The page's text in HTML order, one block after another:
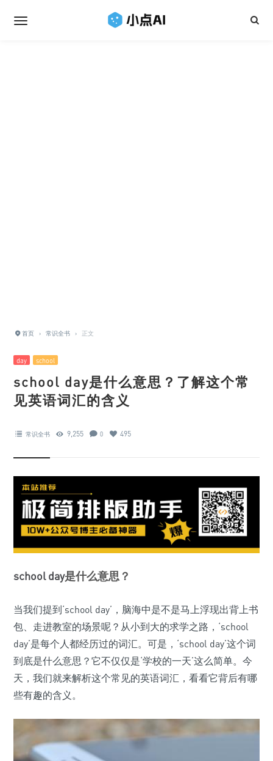
首页 › 常识全书 › 正文
day school
school day是什么意思？了解这个常
见英语词汇的含义
常识全书 9,255 0 495
school day是什么意思？
当我们提到‘school day’，脑海中是不是马上浮现出背上书
包、走进教室的场景呢？从小到大的求学之路，‘school
day’是每个人都经历过的词汇。可是，‘school day’这个词
到底是什么意思？它不仅仅是‘学校的一天’这么简单。今
天，我们就来解析这个常见的英语词汇，看看它背后有哪
些有趣的含义。